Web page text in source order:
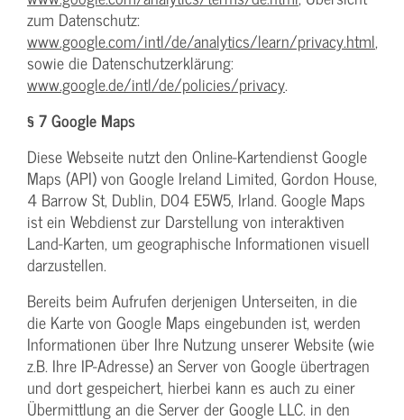
zum Datenschutz:
www.google.com/intl/de/analytics/learn/privacy.html,
sowie die Datenschutzerklärung:
www.google.de/intl/de/policies/privacy.
§ 7 Google Maps
Diese Webseite nutzt den Online-Kartendienst Google
Maps (API) von Google Ireland Limited, Gordon House,
4 Barrow St, Dublin, D04 E5W5, Irland. Google Maps
ist ein Webdienst zur Darstellung von interaktiven
Land-Karten, um geographische Informationen visuell
darzustellen.
Bereits beim Aufrufen derjenigen Unterseiten, in die
die Karte von Google Maps eingebunden ist, werden
Informationen über Ihre Nutzung unserer Website (wie
z.B. Ihre IP-Adresse) an Server von Google übertragen
und dort gespeichert, hierbei kann es auch zu einer
Übermittlung an die Server der Google LLC. in den